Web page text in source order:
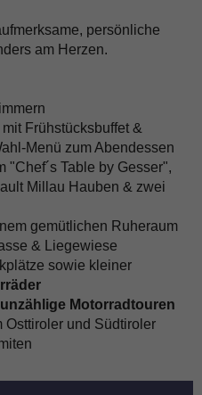
persönliche
am Herzen.
Frühstücksbuffet &
Menü zum Abendessen
"Chef´s Table by Gesser",
Millau Hauben & zwei
gemütlichen Ruheraum
& Liegewiese
sowie kleiner
Motorradtouren
Osttiroler und Südtiroler